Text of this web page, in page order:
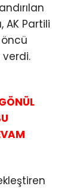
AK Partili